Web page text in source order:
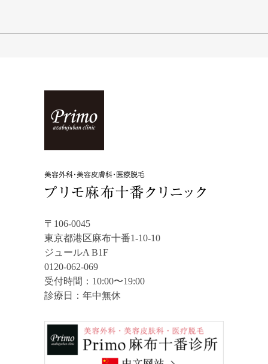
〒106-0045
東京都港区麻布十番1-10-10
ジュールA B1F
0120-062-069
受付時間：10:00〜19:00
診療日：年中無休